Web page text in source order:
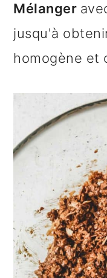
Mélanger
jusqu'à
homogène et